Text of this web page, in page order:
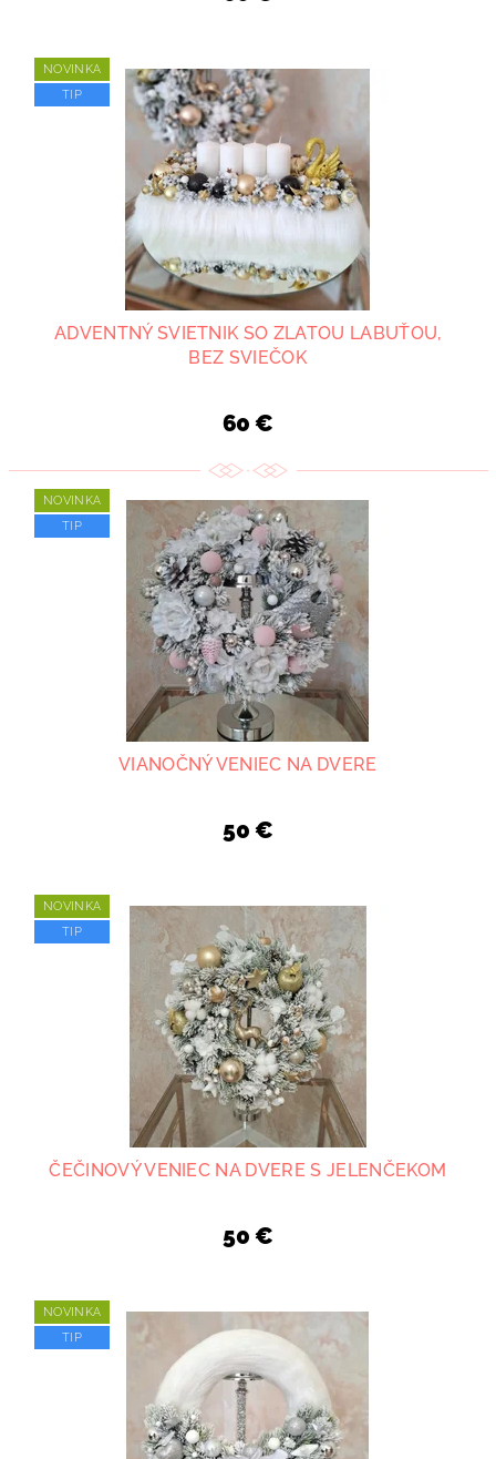
NOVINKA
TIP
ADVENTNÝ SVIETNIK SO ZLATOU LABUŤOU,
BEZ SVIEČOK
60 €
NOVINKA
TIP
VIANOČNÝ VENIEC NA DVERE
50 €
NOVINKA
TIP
ČEČINOVÝ VENIEC NA DVERE S JELENČEKOM
50 €
NOVINKA
TIP